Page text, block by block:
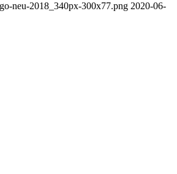
neu-2018_340px-300x77.png 2020-06-